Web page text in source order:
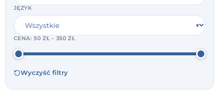
JĘZYK
CENA:50 ZŁ - 350 ZŁ
Wyczyść filtry